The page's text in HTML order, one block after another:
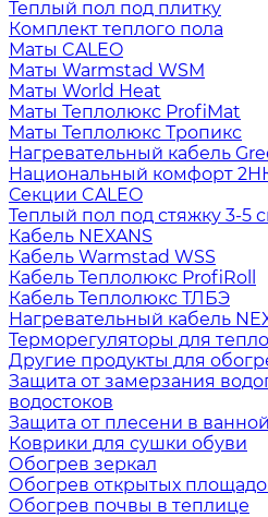
Теплый пол под плитку
Комплект теплого пола
Маты CALEO
Маты Warmstad WSM
Маты World Heat
Маты Теплолюкс ProfiMat
Маты Теплолюкс Тропикс
Нагревательный кабель
Национальный комфорт
Секции CALEO
Теплый пол под стяжку 3-5
Кабель NEXANS
Кабель Warmstad WSS
Кабель Теплолюкс ProfiRoll
Кабель Теплолюкс ТЛБЭ
Нагревательный кабель
Терморегуляторы для
Другие продукты для
Защита от замерзания
водостоков
Защита от плесени в ванной
Коврики для сушки обуви
Обогрев зеркал
Обогрев открытых
Обогрев почвы в теплице